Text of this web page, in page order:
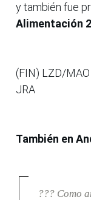
y también fue
Alimentación
(FIN) LZD/MAO
JRA
También en
??? Como